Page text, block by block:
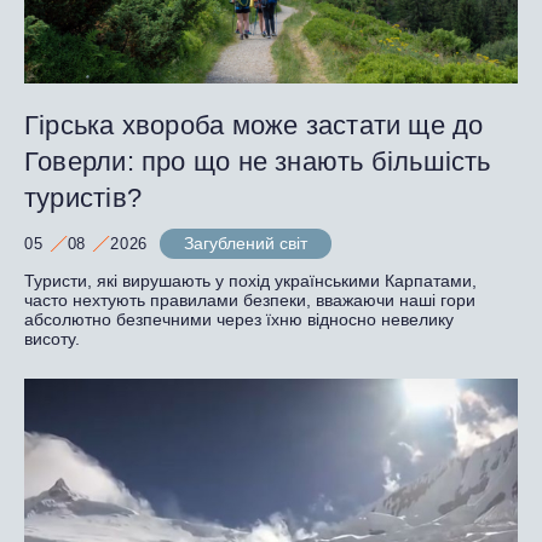
Гірська хвороба може застати ще до
Говерли: про що не знають більшість
туристів?
05 08 2026
Загублений світ
Туристи, які вирушають у похід українськими Карпатами,
часто нехтують правилами безпеки, вважаючи наші гори
абсолютно безпечними через їхню відносно невелику
висоту.